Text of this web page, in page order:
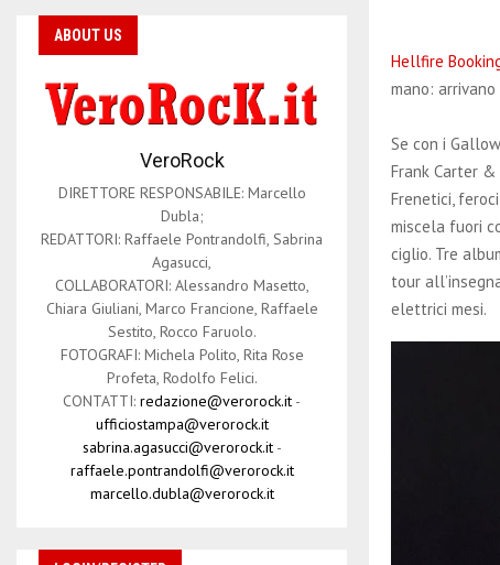
Hellfire
mano:
Se con i
Frank Carter
Frenetici,
miscela fuori
ciglio. Tre
tour
elettrici mesi.
ABOUT US
VeroRock
DIRETTORE RESPONSABILE: Marcello
Dubla;
REDATTORI: Raffaele Pontrandolfi, Sabrina
Agasucci,
COLLABORATORI: Alessandro Masetto,
Chiara Giuliani, Marco Francione, Raffaele
Sestito, Rocco Faruolo.
FOTOGRAFI: Michela Polito, Rita Rose
Profeta, Rodolfo Felici.
CONTATTI: redazione@verorock.it -
ufficiostampa@verorock.it
sabrina.agasucci@verorock.it-
raffaele.pontrandolfi@verorock.it
marcello.dubla@verorock.it